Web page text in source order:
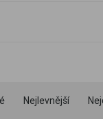
nadčasově a
Nejlevnější